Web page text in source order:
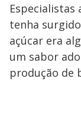
Especialistas
tenha
açúcar era
um sabor
produção de